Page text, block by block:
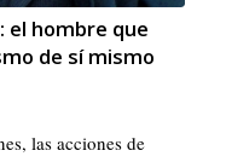
el hombre que
de sí mismo
las acciones de